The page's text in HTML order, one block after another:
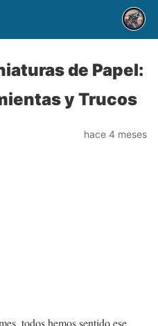
de Papel:
y Trucos
hace 4 meses